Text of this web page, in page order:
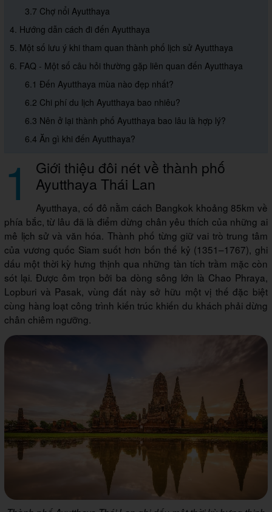
3.7 Chợ nổi Ayutthaya
4. Hướng dẫn cách đi đến Ayutthaya
5. Một số lưu ý khi tham quan thành phố lịch sử Ayutthaya
6. FAQ - Một số câu hỏi thường gặp liên quan đến Ayutthaya
6.1 Đến Ayutthaya mùa nào đẹp nhất?
6.2 Chi phí du lịch Ayutthaya bao nhiêu?
6.3 Nên ở lại thành phố Ayutthaya bao lâu là hợp lý?
6.4 Ăn gì khi đến Ayutthaya?
1 Giới thiệu đôi nét về thành phố
Ayutthaya Thái Lan
Ayutthaya, cố đô nằm cách Bangkok khoảng 85km về
phía bắc, từ lâu đã là điểm dừng chân yêu thích của những ai
mê lịch sử và văn hóa. Thành phố từng giữ vai trò trung tâm
của vương quốc Siam suốt hơn bốn thế kỷ (1351–1767), ghi
dấu một thời kỳ hưng thịnh qua những tàn tích trầm mặc còn
sót lại. Được ôm trọn bởi ba dòng sông lớn là Chao Phraya,
Lopburi và Pasak, vùng đất này sở hữu một vị thế đặc biệt
cùng hàng loạt công trình kiến trúc khiến du khách phải dừng
chân chiêm ngưỡng.